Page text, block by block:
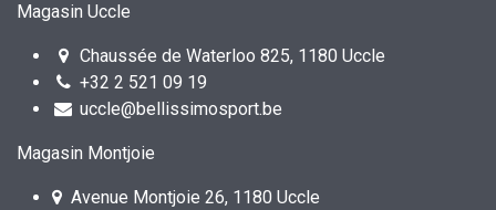
Magasin Uccle
Chaussée de Waterloo 825, 1180 Uccle
+32 2 521 09 19
uccle@bellissimosport.be
Magasin Montjoie
Avenue Montjoie 26, 1180 Uccle